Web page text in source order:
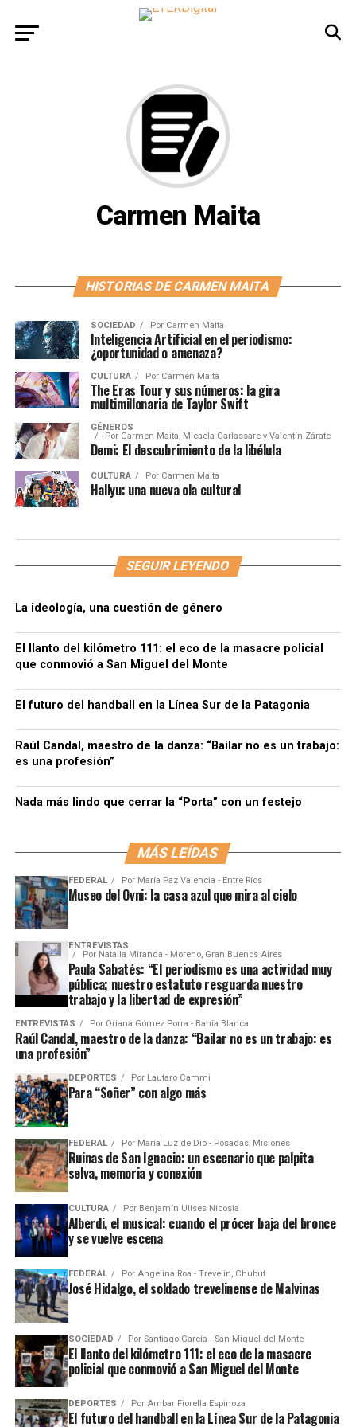
Carmen Maita
HISTORIAS DE CARMEN MAITA
SOCIEDAD Por Carmen Maita
Inteligencia Artificial en el periodismo:
¿oportunidad o amenaza?
CULTURA Por Carmen Maita
The Eras Tour y sus números: la gira
multimillonaria de Taylor Swift
GÉNEROS
Por Carmen Maita, Micaela Carlassare y Valentín Zárate
Demi: El descubrimiento de la libélula
CULTURA Por Carmen Maita
Hallyu: una nueva ola cultural
SEGUIR LEYENDO
La ideología, una cuestión de género
El llanto del kilómetro 111: el eco de la masacre policial
que conmovió a San Miguel del Monte
El futuro del handball en la Línea Sur de la Patagonia
Raúl Candal, maestro de la danza: “Bailar no es un trabajo:
es una profesión”
Nada más lindo que cerrar la “Porta” con un festejo
MÁS LEÍDAS
FEDERAL Por María Paz Valencia - Entre Ríos
Museo del Ovni: la casa azul que mira al cielo
ENTREVISTAS
Por Natalia Miranda - Moreno, Gran Buenos Aires
Paula Sabatés: “El periodismo es una actividad muy
pública; nuestro estatuto resguarda nuestro
trabajo y la libertad de expresión”
ENTREVISTAS Por Oriana Gómez Porra - Bahía Blanca
Raúl Candal, maestro de la danza: “Bailar no es un trabajo: es
una profesión”
DEPORTES Por Lautaro Cammi
Para “Soñer” con algo más
FEDERAL Por María Luz de Dio - Posadas, Misiones
Ruinas de San Ignacio: un escenario que palpita
selva, memoria y conexión
CULTURA Por Benjamín Ulises Nicosia
Alberdi, el musical: cuando el prócer baja del bronce
y se vuelve escena
FEDERAL Por Angelina Roa - Trevelin, Chubut
José Hidalgo, el soldado trevelinense de Malvinas
SOCIEDAD Por Santiago García - San Miguel del Monte
El llanto del kilómetro 111: el eco de la masacre
policial que conmovió a San Miguel del Monte
DEPORTES Por Ambar Fiorella Espinoza
El futuro del handball en la Línea Sur de la Patagonia